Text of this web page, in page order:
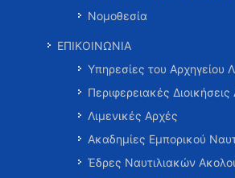
Νομοθεσία
ΕΠΙΚΟΙΝΩΝΙΑ
Υπηρεσίες του Αρχηγείου
Περιφερειακές
Λιμενικές Αρχές
Ακαδημίες Εμπορικού
Έδρες Ναυτιλιακών